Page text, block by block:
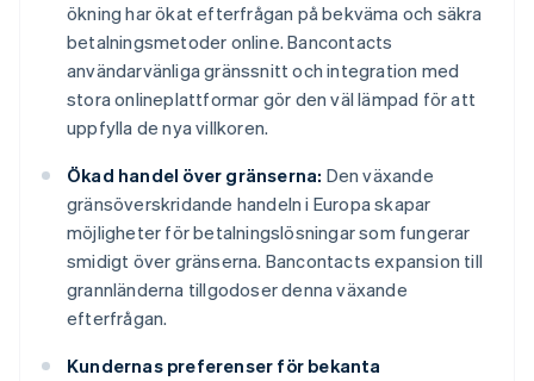
ökning har ökat efterfrågan på bekväma och säkra
betalningsmetoder online. Bancontacts
användarvänliga gränssnitt och integration med
stora onlineplattformar gör den väl lämpad för att
uppfylla de nya villkoren.
Ökad handel över gränserna: Den växande
gränsöverskridande handeln i Europa skapar
möjligheter för betalningslösningar som fungerar
smidigt över gränserna. Bancontacts expansion till
grannländerna tillgodoser denna växande
efterfrågan.
Kundernas preferenser för bekanta